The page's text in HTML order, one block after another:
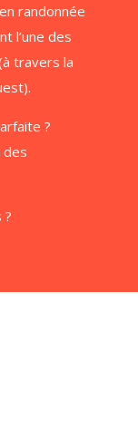
randonnée
l’une des
travers la
?
des
?